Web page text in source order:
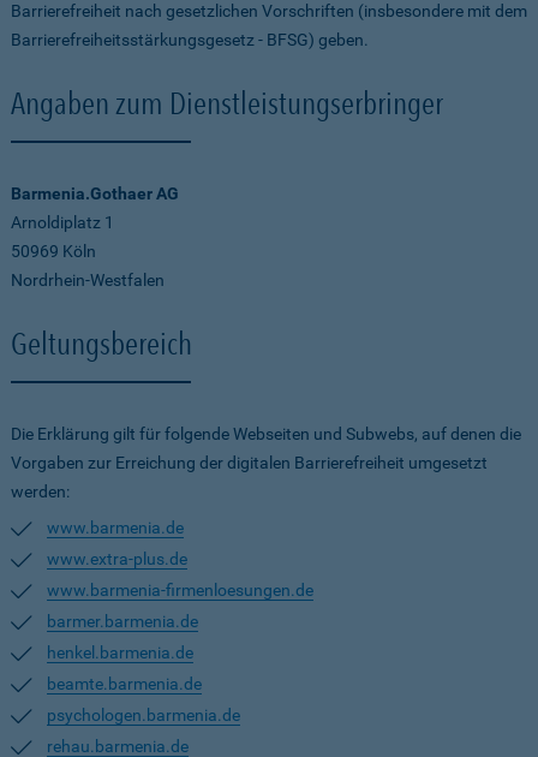
Barrierefreiheit nach gesetzlichen Vorschriften (insbesondere mit dem
Barrierefreiheitsstärkungsgesetz - BFSG) geben.
Angaben zum Dienstleistungserbringer
Barmenia.Gothaer AG
Arnoldiplatz 1
50969 Köln
Nordrhein-Westfalen
Geltungsbereich
Die Erklärung gilt für folgende Webseiten und Subwebs, auf denen die
Vorgaben zur Erreichung der digitalen Barrierefreiheit umgesetzt
werden:
www.barmenia.de
www.extra-plus.de
www.barmenia-firmenloesungen.de
barmer.barmenia.de
henkel.barmenia.de
beamte.barmenia.de
psychologen.barmenia.de
rehau.barmenia.de